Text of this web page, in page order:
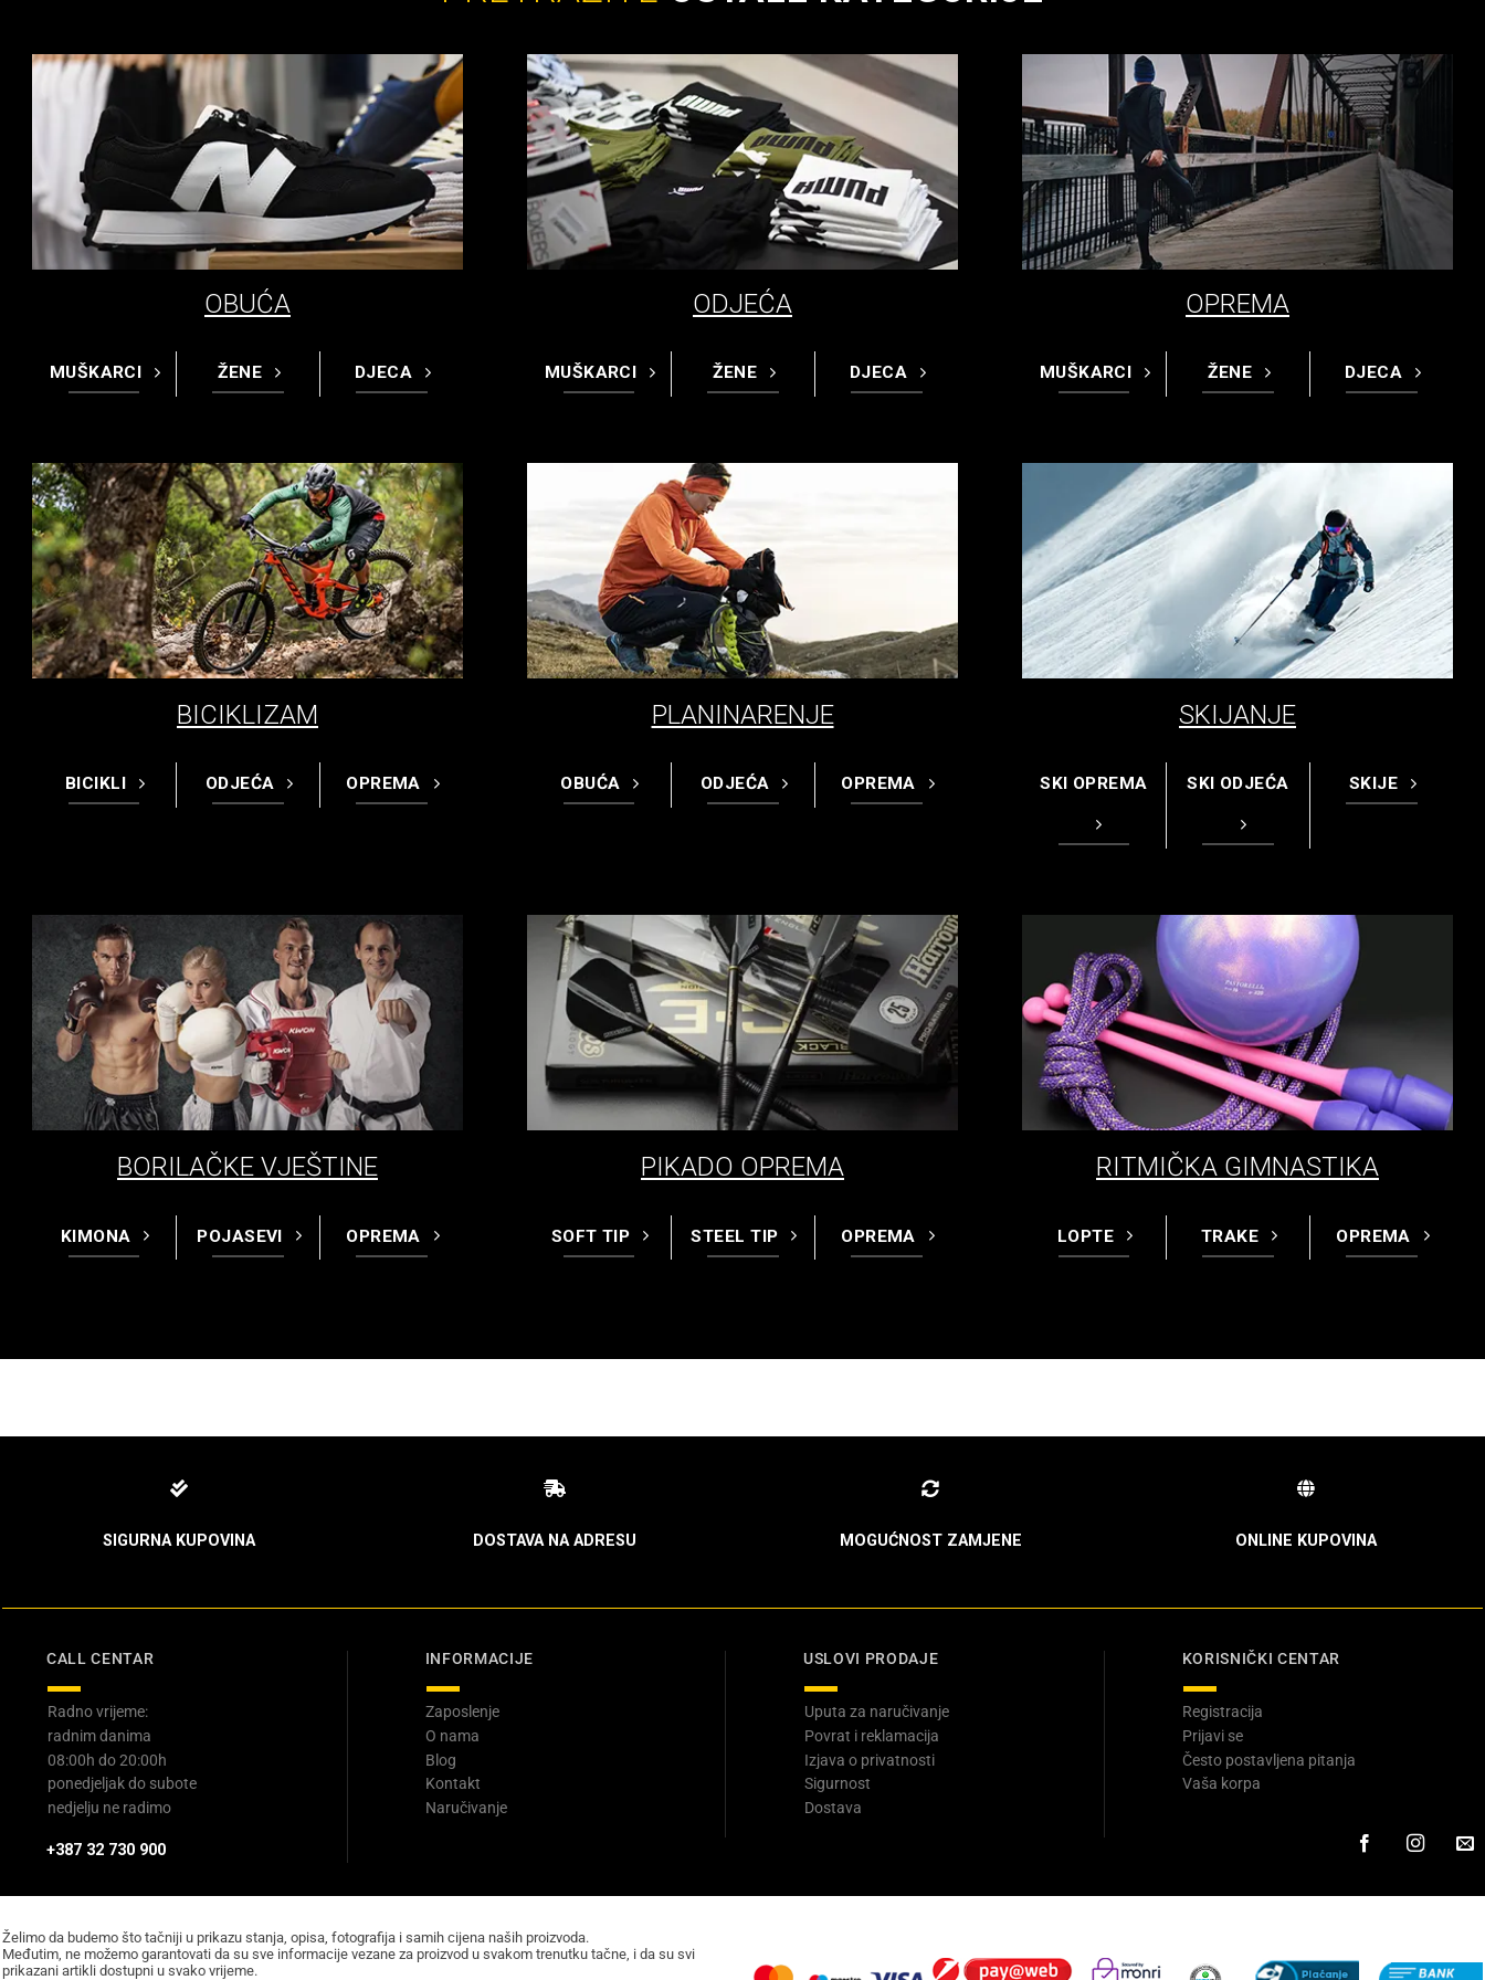
OBUĆA
MUŠKARCI ŽENE DJECA
ODJEĆA
MUŠKARCI ŽENE DJECA
OPREMA
MUŠKARCI ŽENE DJECA
BICIKLIZAM
BICIKLI ODJEĆA OPREMA
PLANINARENJE
OBUĆA ODJEĆA OPREMA
SKIJANJE
SKI OPREMA SKI ODJEĆA SKIJE
BORILAČKE VJEŠTINE
KIMONA POJASEVI OPREMA
PIKADO OPREMA
SOFT TIP STEEL TIP OPREMA
RITMIČKA GIMNASTIKA
LOPTE TRAKE OPREMA
SIGURNA KUPOVINA DOSTAVA NA ADRESU MOGUĆNOST ZAMJENE ONLINE KUPOVINA
CALL CENTAR
Radno vrijeme:
radnim danima
08:00h do 20:00h
ponedjeljak do subote
nedjelju ne radimo
+387 32 730 900
INFORMACIJE
Zaposlenje
O nama
Blog
Kontakt
Naručivanje
USLOVI PRODAJE
Uputa za naručivanje
Povrat i reklamacija
Izjava o privatnosti
Sigurnost
Dostava
KORISNIČKI CENTAR
Registracija
Prijavi se
Često postavljena pitanja
Vaša korpa
Želimo da budemo što tačniji u prikazu stanja, opisa, fotografija i samih cijena naših proizvoda.
Međutim, ne možemo garantovati da su sve informacije vezane za proizvod u svakom trenutku tačne, i da su svi
prikazani artikli dostupni u svako vrijeme.